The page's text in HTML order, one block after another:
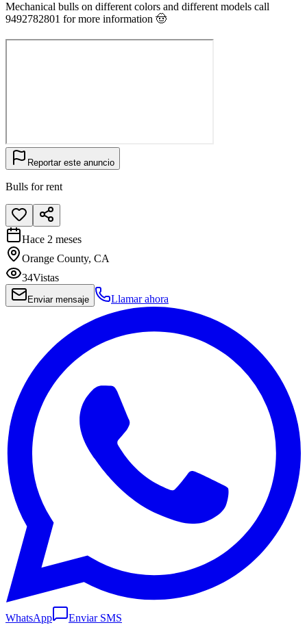
Mechanical bulls on different colors and different models call
9492782801 for more information 🤠
Reportar este anuncio
Bulls for rent
Hace 2 meses
Orange County, CA
34Vistas
Enviar mensaje Llamar ahora
WhatsApp Enviar SMS